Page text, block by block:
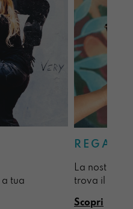
a tua
La nostra
trova il
Scopri